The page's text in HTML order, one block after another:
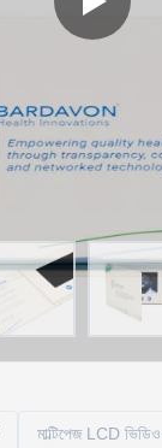
মাল্টিপেজ LCD ভিডিও